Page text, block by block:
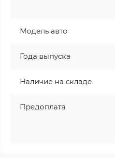
Модель авто
Года выпуска
Наличие на складе
Предоплата